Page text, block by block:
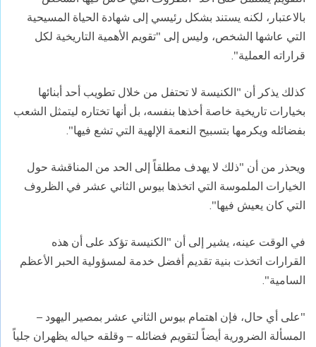
بالاعتبار، لكنه يستند بشكل رئيسي إلى شهادة الحياة المسيحية
التي عاشها الشخص، وليس إلى "تقويم الأهمية التاريخية لكل
قراراته العملية".
كذلك يذكر أن "الكنيسة لا تحتفل من خلال تطويب أحد أبنائها
بخيارات تاريخية خاصة أخذها بنفسه، بل أنها تختاره ليتمثل الشعب
بفضائله ويكرمها بتسبيح النعمة الإلهية التي تشع فيها".
ويحذر من أن "ذلك لا يهدف مطلقاً إلى الحد من المناقشة حول
الخيارات الملموسة التي اتخذها بيوس الثاني عشر في الظروف
التي كان يعيش فيها".
في الوقت عينه، يشير إلى أن "الكنيسة تؤكد على أن هذه
القرارات اتخذت بنية تقديم أفضل خدمة لمسؤولية الحبر الأعظم
السامية".
"على أي حال، فإن اهتمام بيوس الثاني عشر بمصير اليهود –
المسألة الضرورية أيضاً لتقويم فضائله – وقلقه حياله يظهران جلياً